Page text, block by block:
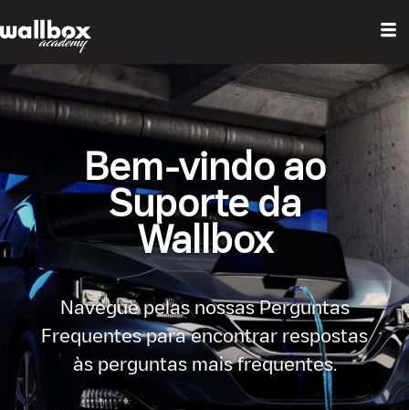
Bem-vindo ao
Suporte da
Wallbox
Navegue pelas nossas Perguntas
Frequentes para encontrar respostas
às perguntas mais frequentes.